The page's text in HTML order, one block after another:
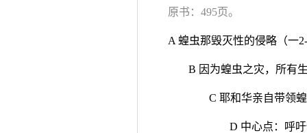
原书：495页。
A 蝗虫那毁灭性的侵略（一
B 因为蝗虫之灾，所有
C 耶和华亲自带领
D 中心点：呼